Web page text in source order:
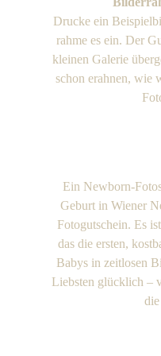
Drucke ein
rahme es ein. Der
kleinen Galerie
schon erahnen, wie
Ein Newborn-
Geburt in Wiener
Fotogutschein. Es
das die ersten,
Babys in zeitlosen
Liebsten glücklich –